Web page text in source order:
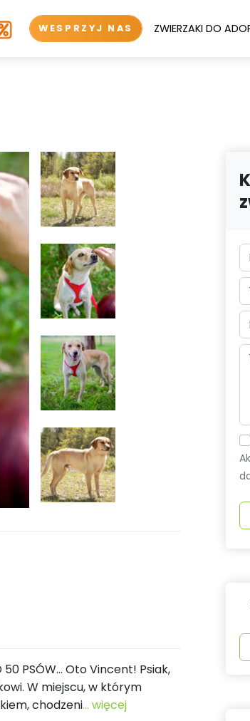
WESPRZYJ NAS ZWIERZAKI DO
50 PSÓW… Oto Vincent! Psiak,
W miejscu, w którym
chodzeni... więcej